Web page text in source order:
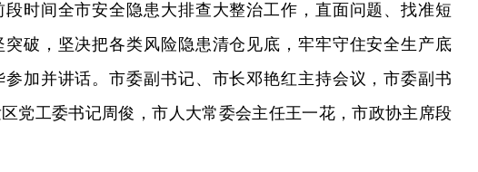
时间全市安全隐患大排查大整治工作，直面问题、找准短
破，坚决把各类风险隐患清仓见底，牢牢守住安全生产底
加并讲话。市委副书记、市长邓艳红主持会议，市委副书
党工委书记周俊，市人大常委会主任王一花，市政协主席段